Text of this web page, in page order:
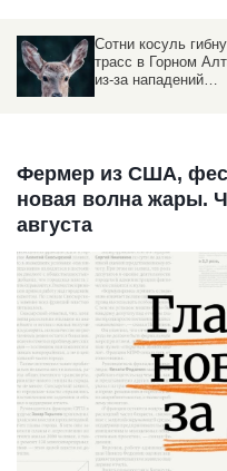
Сотни косуль
трасс в Горном
из-за нападений
Фермер из США,
новая волна жары.
августа